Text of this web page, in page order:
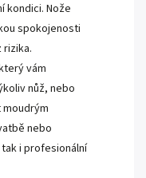
kondici. Nože
spokojenosti
rizika.
vám
nůž, nebo
nebo
i profesionální